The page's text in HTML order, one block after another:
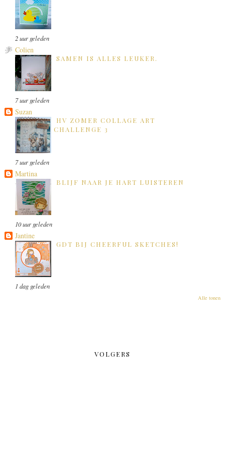
2 uur geleden
Colien
SAMEN IS ALLES LEUKER.
7 uur geleden
Suzan
HV ZOMER COLLAGE ART
CHALLENGE 3
7 uur geleden
Martina
BLIJF NAAR JE HART LUISTEREN
10 uur geleden
Jantine
GDT BIJ CHEERFUL SKETCHES!
1 dag geleden
Alle tonen
VOLGERS